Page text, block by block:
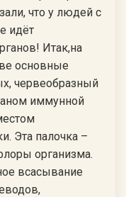
что у людей с
идёт
Итак,на
основные
червеобразный
иммунной
Эта палочка –
организма.
всасывание